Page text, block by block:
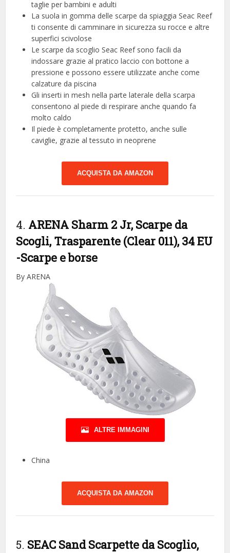
taglie per bambini e adulti
La suola in gomma delle scarpe da spiaggia Seac Reef
ti consente di camminare in sicurezza su rocce e altre
superfici scivolose
Le scarpe da scoglio Seac Reef sono facili da
indossare grazie al pratico laccio con bottone a
pressione e possono essere utilizzate anche come
calzature da piscina
Gli inserti in mesh nella parte laterale della scarpa
consentono al piede di respirare anche quando fa
molto caldo
Il piede è completamente protetto, anche sulle
caviglie, grazie al tessuto in neoprene
ACQUISTA DA AMAZON
4. ARENA Sharm 2 Jr, Scarpe da
Scogli, Trasparente (Clear 011), 34 EU
-Scarpe e borse
By ARENA
ALTRE IMMAGINI
China
ACQUISTA DA AMAZON
5. SEAC Sand Scarpette da Scoglio,